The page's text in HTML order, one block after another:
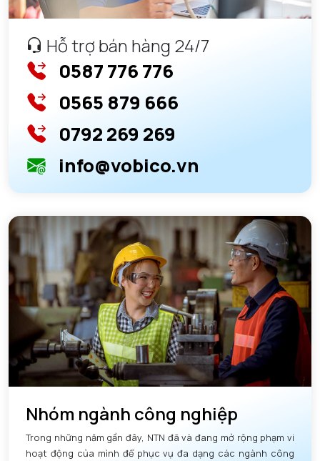
Hỗ trợ bán hàng 24/7
0587 776 776
0565 879 666
0792 269 269
info@vobico.vn
Nhóm ngành công nghiệp
Trong những năm gần đây, NTN đã và đang mở rộng phạm vi
hoạt động của mình để phục vụ đa dạng các ngành công